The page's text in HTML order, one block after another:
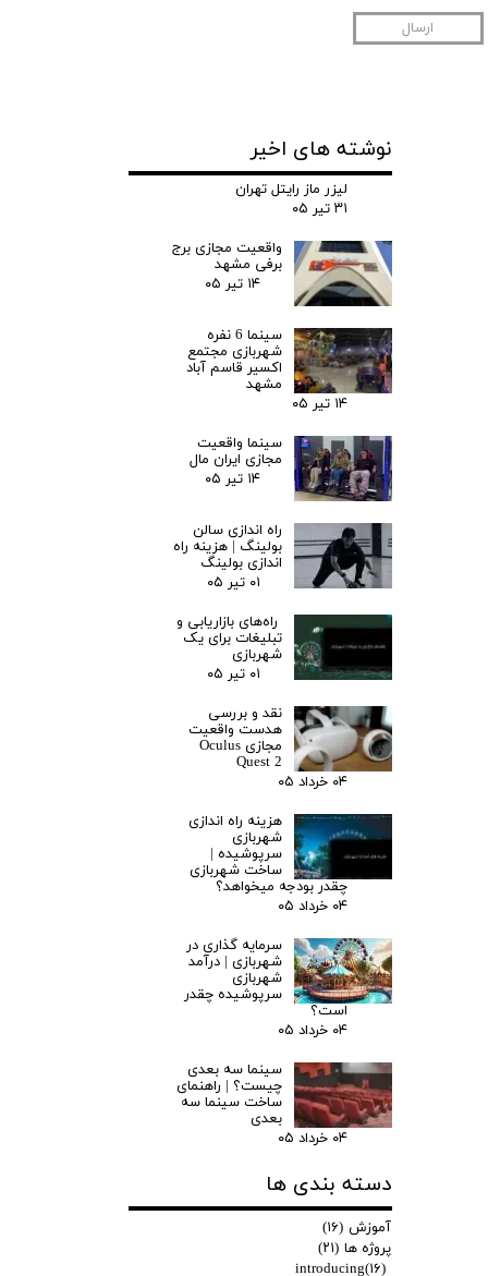
ارسال
نوشته های اخیر
لیزر ماز رایتل تهران
۳۱ تیر ۰۵
واقعیت مجازی برج
برفی مشهد
۱۴ تیر ۰۵
سینما 6 نفره
شهربازی مجتمع
اکسیر قاسم آباد
مشهد
۱۴ تیر ۰۵
سینما واقعیت
مجازی ایران مال
۱۴ تیر ۰۵
راه اندازی سالن
بولینگ |‌ هزینه راه
اندازی بولینگ
۰۱ تیر ۰۵
راه‌های بازاریابی و
تبلیغات برای یک
شهربازی
۰۱ تیر ۰۵
نقد و بررسی
هدست واقعیت
مجازی Oculus
Quest 2
۰۴ خرداد ۰۵
هزینه راه اندازی
شهربازی
سرپوشیده |
ساخت شهربازی
چقدر بودجه میخواهد؟
۰۴ خرداد ۰۵
سرمایه گذاری در
شهربازی | درآمد
شهربازی
سرپوشیده چقدر
است؟
۰۴ خرداد ۰۵
سینما سه بعدی
چیست؟ | راهنمای
ساخت سینما سه
بعدی
۰۴ خرداد ۰۵
دسته بندی ها
آموزش (۱۶)
پروژه ها (۲۱)
introducing(۱۶)